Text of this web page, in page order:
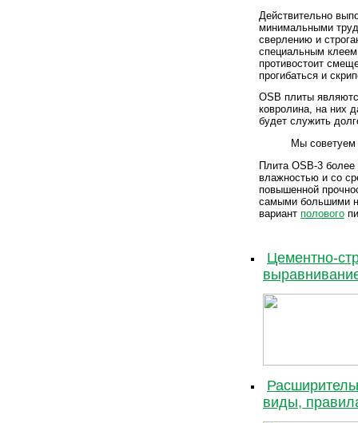
Действительно
минимальными
сверлению и
специальным
противостоит
прогибаться и
OSB плиты
ковролина, на них
будет служить
Мы советуем
Плита OSB-3
влажностью и со
повышенной
самыми большими
вариант полового
Цементно-
виды,